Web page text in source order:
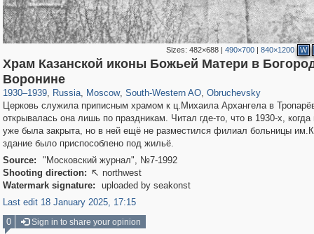
Sizes:482×688 |490×700 |840×1200 W
Храм Казанской иконы Божьей Матери в
Воронине
1930–1939, Russia, Moscow
319,864
, South-Western AO, Obruchevsky
Церковь служила приписным храмом к ц.Михаила Архангела в
открывалась она лишь по праздникам. Читал где-то, что в 1930-х, когда
уже была закрыта, но в ней ещё не разместился филиал больницы
здание было приспособлено под жильё.
Source:
"Московский журнал", №7-1992
Shooting direction:  northwest
Watermark signature:
uploaded by seakonst
Last edit 18 January 2025, 17:15
0
Sign in to share your opinion